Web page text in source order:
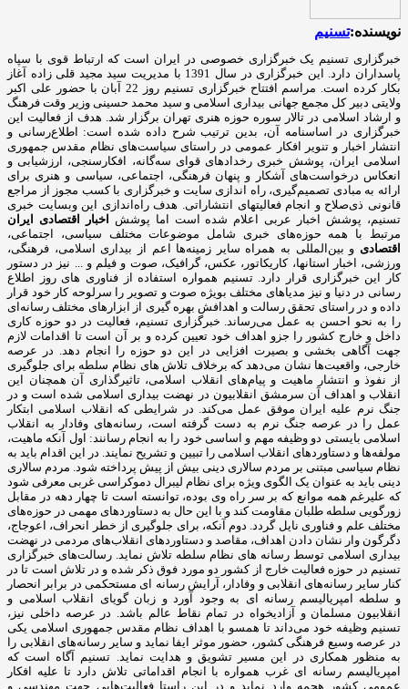
نویسنده:تسنیم
خبرگزاری تسنیم یک خبرگزاری خصوصی در ایران است که ارتباط قوی با سپاه
پاسداران دارد. این خبرگزاری در سال 1391 با مدیریت سید مجید قلی زاده آغاز
بکار کرده است. مراسم افتتاح خبرگزاری تسنیم روز 22 آبان با حضور علی اکبر
ولایتی دبیر کل مجمع جهانی بیداری اسلامی و سید محمد حسینی وزیر وقت فرهنگ
و ارشاد اسلامی در تالار سوره حوزه هنری تهران برگزار شد. هدف از فعالیت این
خبرگزاری در اساسنامه آن، بدین ترتیب شرح داده شده است: اطلاع‌رسانی و
انتشار اخبار و تنویر افکار عمومی در راستای سیاست‌های نظام مقدس جمهوری
اسلامی ایران، پوشش خبری رخدادهای قوای سه‌گانه، افکارسنجی، ارزشیابی و
انعکاس درخواست‌های آشکار و پنهان فرهنگی، اجتماعی، سیاسی و هنری برای
ارائه به مبادی تصمیم‌گیری، راه اندازی سایت و خبرگزاری با کسب مجوز از مراجع
قانونی ذی‌صلاح و انجام فعالیتهای انتشاراتی. هدف راه‌اندازی این وبسایت خبری
تسنیم، پوشش اخبار عربی اعلام شده است اما پوشش اخبار اقتصادی ایران
مرتبط با همه حوزه‌های خبری شامل موضوعات مختلف سیاسی، اجتماعی،
اقتصادی و بین‌المللی به همراه سایر زمینه‌ها اعم از بیداری اسلامی، فرهنگی،
ورزشی، اخبار استانها، کاریکاتور، عکس، گرافیک، صوت و فیلم و ... نیز در دستور
کار این خبرگزاری قرار دارد. تسنیم همواره استفاده از فناوری های روز اطلاع
رسانی در دنیا و نیز مدیاهای مختلف بویژه صوت و تصویر را سرلوحه کار خود قرار
داده و در راستای تحقق رسالت و اهدافش بهره گیری از ابزارهای مختلف رسانه‌ای
را به نحو احسن به عمل می‌رساند. خبرگزاری تسنیم، فعالیت در دو حوزه کاری
داخل و خارج کشور را جزو اهداف خود تعیین کرده و بر آن است تا اقدامات لازم
جهت آگاهی بخشی و بصیرت افزایی در این دو حوزه را انجام دهد. در عرصه
خارجی، واقعیت‌ها نشان می‌دهد که برخلاف تلاش های نظام سلطه برای جلوگیری
از نفوذ و انتشار ماهیت و پیام‌های انقلاب اسلامی، تاثیرگذاری آن همچنان این
انقلاب و اهداف آن سرمشق انقلابیون در نهضت بیداری اسلامی شده است و در
جنگ نرم علیه ایران موفق عمل می‌کند. در شرایطی که انقلاب اسلامی ابتکار
عمل را در عرصه جنگ نرم به دست گرفته است، رسانه‌های وفادار به انقلاب
اسلامی بایستی دو وظیفه مهم و اساسی خود را به انجام رسانند: اول آنکه ماهیت،
مولفه‌ها و دستاوردهای انقلاب اسلامی را تبیین و تشریح نمایند. در این اقدام باید به
نظام سیاسی مبتنی بر مردم سالاری دینی بیش از پیش پرداخته شود. مردم سالاری
دینی باید به عنوان یک الگوی ویژه برای نظام لیبرال دموکراسی غربی معرفی شود
که علیرغم همه موانع که بر سر راه وی بوده، توانسته است تا چهار دهه در مقابل
زورگویی سلطه طلبان مقاومت کند و با این حال به دستاوردهای مهمی در حوزه‌های
مختلف علم و فناوری نایل گردد. دوم آنکه، برای جلوگیری از خطر انحراف، اعوجاج،
دگرگون وار نشان دادن اهداف، مقاصد و دستاوردهای انقلاب‌های مردمی در نهضت
بیداری اسلامی توسط رسانه های نظام سلطه تلاش نماید. رسالت‌های خبرگزاری
تسنیم در حوزه فعالیت خارج از کشور دو مورد فوق ذکر شده و در تلاش است تا در
کنار سایر رسانه‌های انقلابی و وفادار، آرایش رسانه ای مستحکمی در برابر انحصار
و سلطه امپریالیسم رسانه ای به وجود آورد و زبان گویای انقلاب اسلامی و
انقلابیون مسلمان و آزادیخواه در تمام نقاط عالم باشد. در عرصه داخلی نیز،
تسنیم وظیفه خود می‌داند تا همسو با اهداف نظام مقدس جمهوری اسلامی یکی
در عرصه وسیع فرهنگی کشور، حضور موثر ایفا نماید و سایر رسانه‌های انقلابی را
به منظور همکاری در این مسیر تشویق و هدایت نماید. تسنیم آگاه است که
امپریالیسم رسانه ای غرب همواره با انجام اقداماتی تلاش دارد تا علیه افکار
عمومی کشور هجمه وارد نماید و در این راستا فعالیت‌هایی جهت مهندسی و